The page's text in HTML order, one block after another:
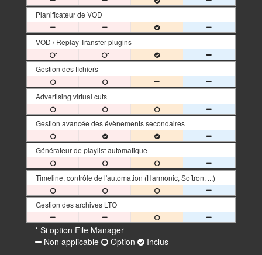
Planificateur de VOD
VOD / Replay Transfer plugins
* *
Gestion des fichiers
Advertising virtual cuts
Gestion avancée des évènements secondaires
Générateur de playlist automatique
Timeline, contrôle de l'automation (Harmonic, Softron, ...)
Gestion des archives LTO
* Si option File Manager
Non applicable
Option Inclus